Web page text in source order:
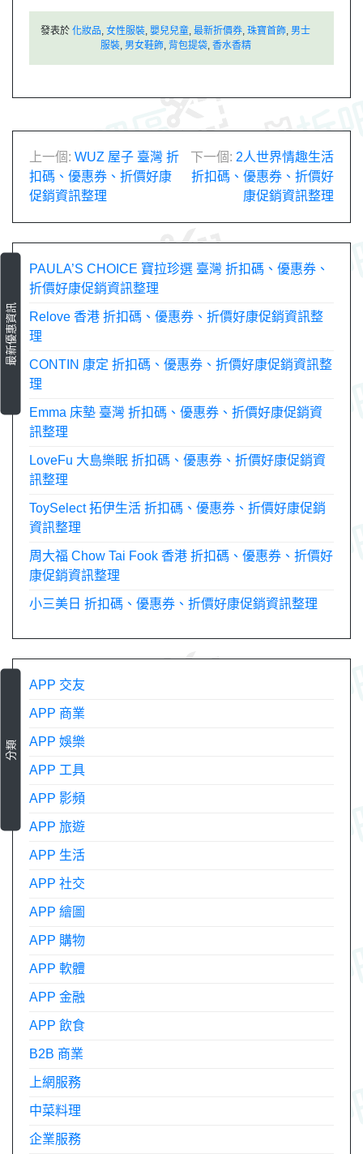
發表於 化妝品 女性服裝 嬰兒兒童 最新折價券 珠寶首飾 男士
服裝, 男女鞋飾, 背包提袋, 香水香精
文
章
導
上一個: WUZ 屋子 臺灣 折
扣碼、優惠券、折價好康
促銷資訊整理
下一個: 2人世界情趣生活
折扣碼、優惠券、折價好
康促銷資訊整理
最新優惠資訊
PAULA’S CHOICE 寶拉珍選 臺灣 折扣碼、優惠券、
折價好康促銷資訊整理
Relove 香港 折扣碼、優惠券、折價好康促銷資訊整
理
CONTIN 康定 折扣碼、優惠券、折價好康促銷資訊整
理
Emma 床墊 臺灣 折扣碼、優惠券、折價好康促銷資
訊整理
LoveFu 大島樂眠 折扣碼、優惠券、折價好康促銷資
訊整理
ToySelect 拓伊生活 折扣碼、優惠券、折價好康促銷
資訊整理
周大福 Chow Tai Fook 香港 折扣碼、優惠券、折價好
康促銷資訊整理
小三美日 折扣碼、優惠券、折價好康促銷資訊整理
分類
APP 交友
APP 商業
APP 娛樂
APP 工具
APP 影頻
APP 旅遊
APP 生活
APP 社交
APP 繪圖
APP 購物
APP 軟體
APP 金融
APP 飲食
B2B 商業
上網服務
中菜料理
企業服務